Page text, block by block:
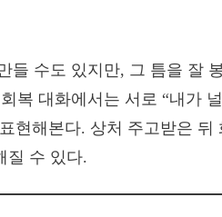
들 수도 있지만, 그 틈을 잘
복 대화에서는 서로 “내가
현해본다. 상처 주고받은 뒤
질 수 있다.